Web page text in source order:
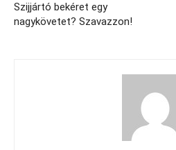
Szijjártó bekéret egy
nagykövetet? Szavazzon!